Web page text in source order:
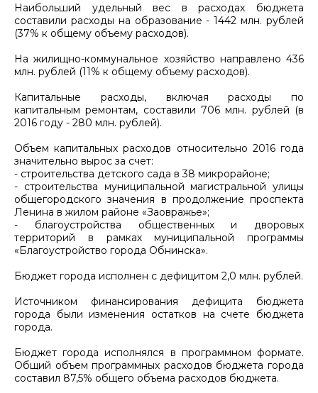
Наибольший удельный вес в расходах бюджета
составили расходы на образование - 1442 млн. рублей
(37% к общему объему расходов).
На жилищно-коммунальное хозяйство направлено 436
млн. рублей (11% к общему объему расходов).
Капитальные расходы, включая расходы по
капитальным ремонтам, составили 706 млн. рублей (в
2016 году - 280 млн. рублей).
Объем капитальных расходов относительно 2016 года
значительно вырос за счет:
- строительства детского сада в 38 микрорайоне;
- строительства муниципальной магистральной улицы
общегородского значения в продолжение проспекта
Ленина в жилом районе «Заовражье»;
- благоустройства общественных и дворовых
территорий в рамках муниципальной программы
«Благоустройство города Обнинска».
Бюджет города исполнен с дефицитом 2,0 млн. рублей.
Источником финансирования дефицита бюджета
города были изменения остатков на счете бюджета
города.
Бюджет города исполнялся в программном формате.
Общий объем программных расходов бюджета города
составил 87,5% общего объема расходов бюджета.